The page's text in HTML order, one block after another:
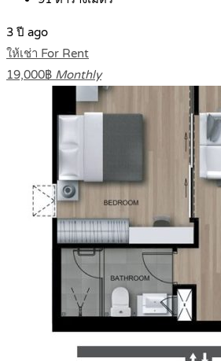
3 ปี ago
ให้เช่า For Rent
19,000฿ Monthly